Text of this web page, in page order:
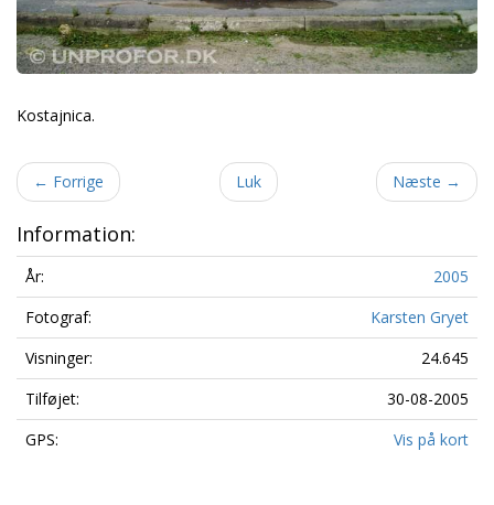
Kostajnica.
← Forrige Luk Næste →
Information:
År:
2005
Fotograf:
Karsten Gryet
Visninger:
24.645
Tilføjet:
30-08-2005
GPS:
Vis på kort